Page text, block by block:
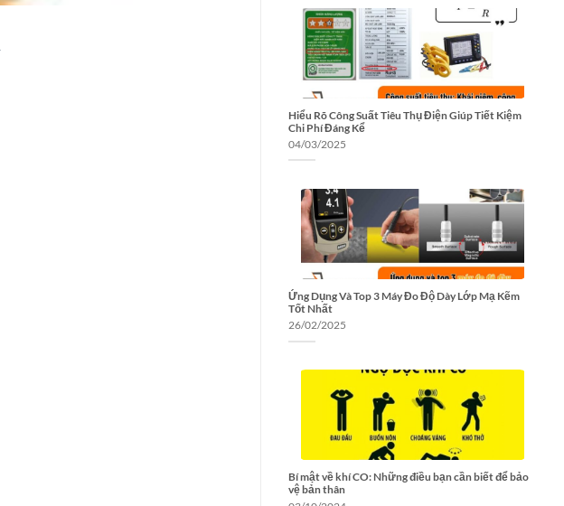
Hiểu Rõ Công Suất Tiêu Thụ Điện Giúp Tiết Kiệm
Chi Phí Đáng Kể
04/03/2025
Ứng Dụng Và Top 3 Máy Đo Độ Dày Lớp Mạ Kẽm
Tốt Nhất
26/02/2025
Bí mật về khí CO: Những điều bạn cần biết để bảo
vệ bản thân